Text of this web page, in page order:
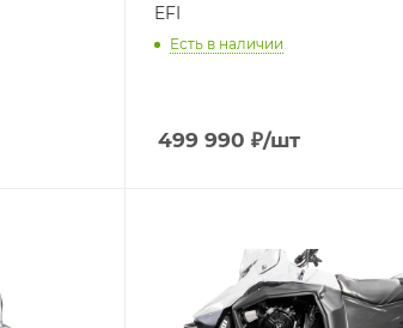
EFI
Есть в наличии
499 990 ₽/шт